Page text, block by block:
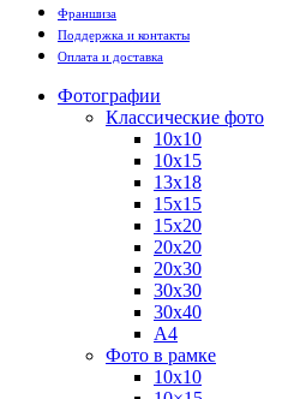
Франшиза
Поддержка и контакты
Оплата и доставка
Фотографии
Классические фото
10х10
10х15
13х18
15х15
15х20
20х20
20х30
30х30
30х40
А4
Фото в рамке
10х10